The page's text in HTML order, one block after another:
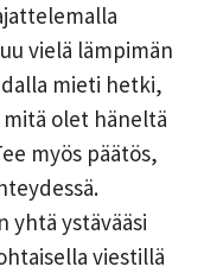
vielä lämpimän
mieti hetki,
olet häneltä
myös päätös,
yhtä ystävääsi
viestillä